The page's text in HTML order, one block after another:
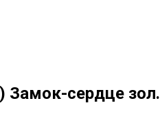
Замок-сердце зол.